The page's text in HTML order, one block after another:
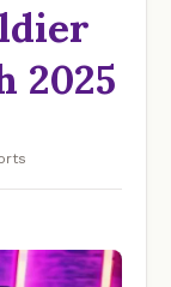
2025